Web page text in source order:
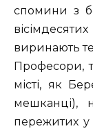
спомини з
виринають
Професори,
місті, як
мешканці),
пережитих у